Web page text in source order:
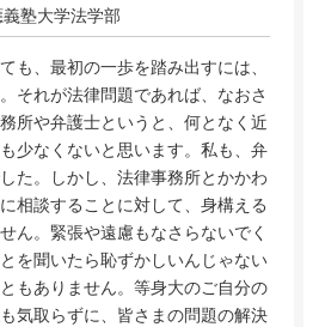
義塾大学法学部
も、最初の一歩を踏み出すには、
それが法律問題であれば、なおさ
所や弁護士というと、何となく近
少なくないと思います。私も、弁
た。しかし、法律事務所とかかわ
相談することに対して、身構える
ん。緊張や遠慮もなさらないでく
を聞いたら恥ずかしいんじゃない
もありません。等身大のご自分の
気取らずに、皆さまの問題の解決